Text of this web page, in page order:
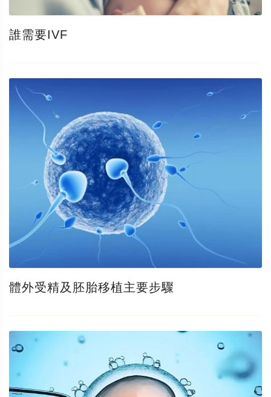
誰需要IVF
體外受精及胚胎移植主要步驟